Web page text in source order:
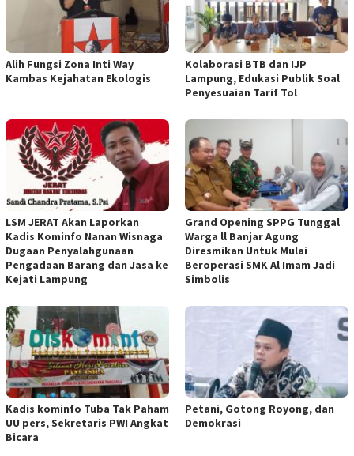
Alih Fungsi Zona Inti Way
Kambas Kejahatan Ekologis
Kolaborasi BTB dan IJP
Lampung, Edukasi Publik Soal
Penyesuaian Tarif Tol
LSM JERAT Akan Laporkan
Kadis Kominfo Nanan Wisnaga
Dugaan Penyalahgunaan
Pengadaan Barang dan Jasa ke
Kejati Lampung
Grand Opening SPPG Tunggal
Warga ll Banjar Agung
Diresmikan Untuk Mulai
Beroperasi SMK Al Imam Jadi
Simbolis
Kadis kominfo Tuba Tak Paham
UU pers, Sekretaris PWI Angkat
Bicara
Petani, Gotong Royong, dan
Demokrasi